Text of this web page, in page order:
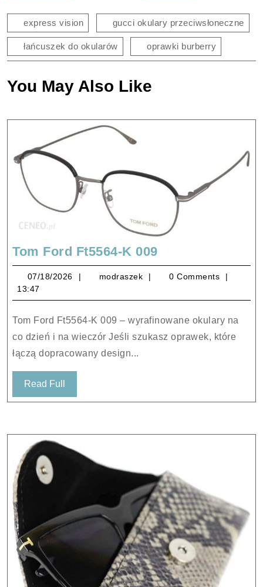
express vision gucci okulary przeciwsłoneczne
łańcuszek do okularów oprawki burberry
You May Also Like
Tom Ford Ft5564-K 009Tom
Ford
Ft5564-
K
07/18/2026 07/18/2026
modraszek modraszek
0 Comments
13:47
Tom Ford Ft5564-K 009 – wyrafinowane okulary na
co dzień i na wieczór Jeśli szukasz oprawek, które
łączą dopracowany design...
Read Full
Full